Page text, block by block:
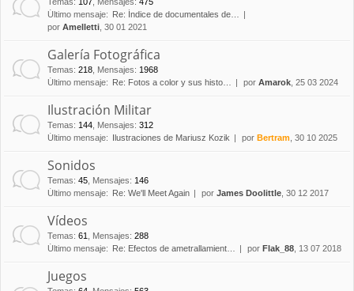
Último mensaje:
Re: Índice de documentales de…
por Amelletti , 30 01 2021
Galería Fotográfica
Temas: 218 Mensajes: 1968
Último mensaje:
Re: Fotos a color y sus histo… por Amarok , 25 03 2024
Ilustración Militar
Temas: 144 Mensajes: 312
Último mensaje:
Ilustraciones de Mariusz Kozik por Bertram , 30 10 2025
Sonidos
Temas: 45 Mensajes: 146
Último mensaje:
Re: We'll Meet Again por James Doolittle , 30 12 2017
Vídeos
Temas: 61 Mensajes: 288
Último mensaje:
Re: Efectos de ametrallamient… por Flak_88 , 13 07 2018
Juegos